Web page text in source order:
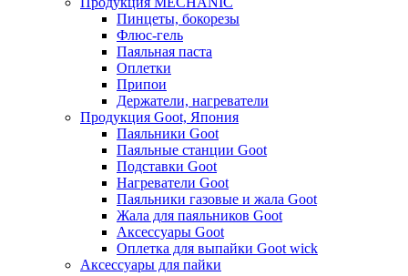
Пинцеты, бокорезы
Флюс-гель
Паяльная паста
Оплетки
Припои
Держатели, нагреватели
Продукция Goot, Япония
Паяльники Goot
Паяльные станции Goot
Подставки Goot
Нагреватели Goot
Паяльники газовые и жала Goot
Жала для паяльников Goot
Аксессуары Goot
Оплетка для выпайки Goot wick
Аксессуары для пайки